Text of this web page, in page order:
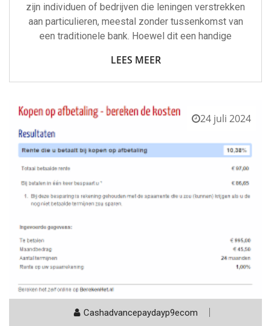
zijn individuen of bedrijven die leningen verstrekken
aan particulieren, meestal zonder tussenkomst van
een traditionele bank. Hoewel dit een handige
LEES MEER
24 juli 2024
Cashadvancepaydayp9ecom